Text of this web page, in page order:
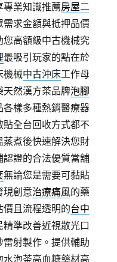
專業知識推薦房屋二
求金額與抵押品價
高額級中古機械究
最吸引玩家的點在於
機械中古沖床工作母
天然漢方茶品牌泡腳
樣多種熱銷醫療器
全台回收方式都不
蒸煮後快速解決您財
認證的合法優質當舖
無論您是需要可黏貼
現創意治療痛風的藥
且流程透明的台中
準改善近視散光口
雷射製作。提供輔助
水泡茶高血糖藥材高